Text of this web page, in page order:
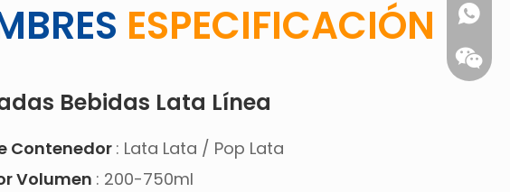
ESPECIFICACIÓN
Bebidas Lata Línea
Contenedor : Lata Lata / Pop Lata
Volumen : 200-750ml